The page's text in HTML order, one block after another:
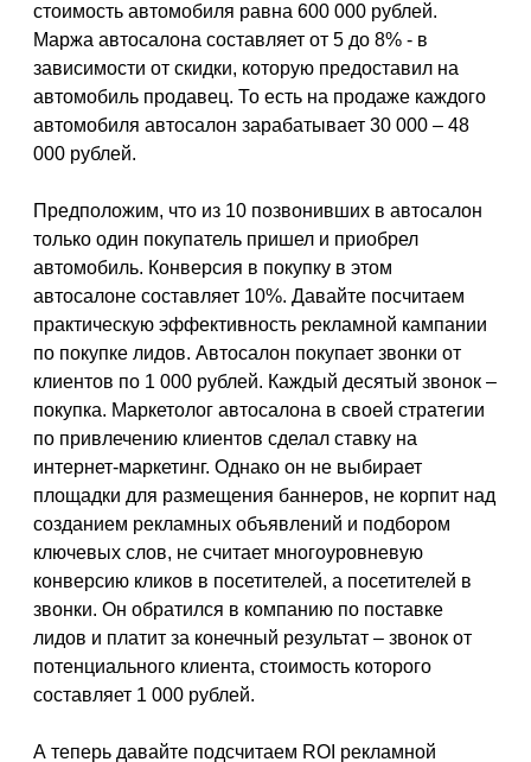
стоимость автомобиля равна 600 000 рублей.
Маржа автосалона составляет от 5 до 8% - в
зависимости от скидки, которую предоставил на
автомобиль продавец. То есть на продаже каждого
автомобиля автосалон зарабатывает 30 000 – 48
000 рублей.
Предположим, что из 10 позвонивших в автосалон
только один покупатель пришел и приобрел
автомобиль. Конверсия в покупку в этом
автосалоне составляет 10%. Давайте посчитаем
практическую эффективность рекламной кампании
по покупке лидов. Автосалон покупает звонки от
клиентов по 1 000 рублей. Каждый десятый звонок –
покупка. Маркетолог автосалона в своей стратегии
по привлечению клиентов сделал ставку на
интернет-маркетинг. Однако он не выбирает
площадки для размещения баннеров, не корпит над
созданием рекламных объявлений и подбором
ключевых слов, не считает многоуровневую
конверсию кликов в посетителей, а посетителей в
звонки. Он обратился в компанию по поставке
лидов и платит за конечный результат – звонок от
потенциального клиента, стоимость которого
составляет 1 000 рублей.
А теперь давайте подсчитаем ROI рекламной